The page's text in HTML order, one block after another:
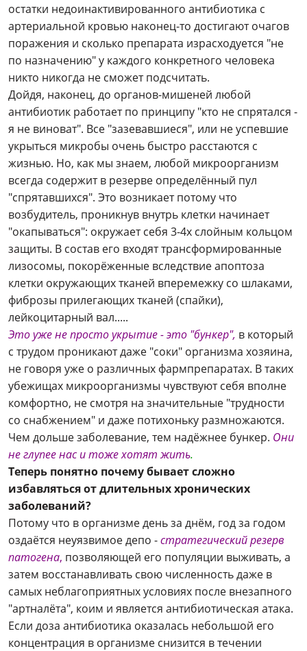
остатки недоинактивированного антибиотика с
артериальной кровью наконец-то достигают очагов
поражения и сколько препарата израсходуется "не
по назначению" у каждого конкретного человека
никто никогда не сможет подсчитать.
Дойдя, наконец, до органов-мишеней любой
антибиотик работает по принципу "кто не спрятался -
я не виноват". Все "зазевавшиеся", или не успевшие
укрыться микробы очень быстро расстаются с
жизнью. Но, как мы знаем, любой микроорганизм
всегда содержит в резерве определённый пул
"спрятавшихся". Это возникает потому что
возбудитель, проникнув внутрь клетки начинает
"окапываться": окружает себя 3-4х слойным кольцом
защиты. В состав его входят трансформированные
лизосомы, покорёженные вследствие апоптоза
клетки окружающих тканей вперемежку со шлаками,
фиброзы прилегающих тканей (спайки),
лейкоцитарный вал.....
Это уже не просто укрытие - это "бункер", в который
с трудом проникают даже "соки" организма хозяина,
не говоря уже о различных фармпрепаратах. В таких
убежищах микроорганизмы чувствуют себя вполне
комфортно, не смотря на значительные "трудности
со снабжением" и даже потихоньку размножаются.
Чем дольше заболевание, тем надёжнее бункер. Они
не глупее нас и тоже хотят жить.
Теперь понятно почему бывает сложно
избавляться от длительных хронических
заболеваний?
Потому что в организме день за днём, год за годом
оздаётся неуязвимое депо -стратегический резерв
патогена, позволяющей его популяции выживать, а
затем восстанавливать свою численность даже в
самых неблагоприятных условиях после внезапного
"артналёта", коим и является антибиотическая атака.
Если доза антибиотика оказалась небольшой его
концентрация в организме снизится в течении